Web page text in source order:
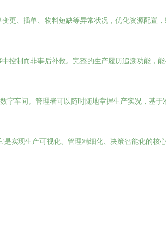
更、插单、物料短缺等异常状况，优化资源配置
控制而非事后补救。完整的生产履历追溯功能，
字车间。管理者可以随时随地掌握生产实况，基
实现生产可视化、管理精细化、决策智能化的核